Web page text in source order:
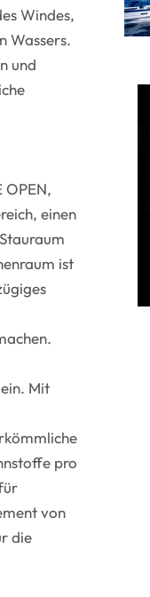
Windes,
Wassers.
und
OPEN,
einen
ist
Mit
pro
von
die